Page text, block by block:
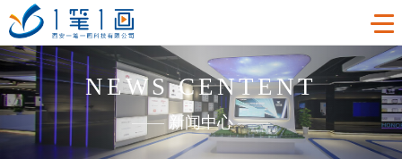
首页
工程案例
NEWS CENTENT
—— 新闻中心 ——